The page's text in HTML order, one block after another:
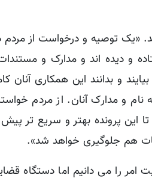
توصیه و درخواست از مردم
و دیده اند و مدارک و
و بدانند این همکاری
مدارک آنان. از مردم
پرونده بهتر و سریع تر پیش
هم جلوگیری خواهد شد».
امر را می دانیم اما دستگاه